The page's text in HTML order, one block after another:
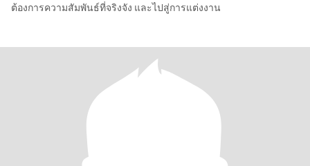
ต้องการความสัมพันธ์ที่จริงจัง และไปสู่การแต่งงาน